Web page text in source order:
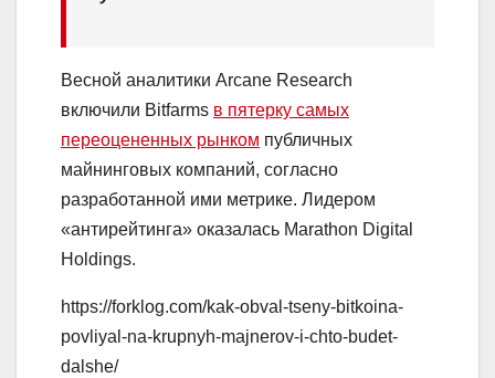
Весной аналитики Arcane Research
включили Bitfarms в пятерку самых
переоцененных рынком публичных
майнинговых компаний, согласно
разработанной ими метрике. Лидером
«антирейтинга» оказалась Marathon Digital
Holdings.
https://forklog.com/kak-obval-tseny-bitkoina-
povliyal-na-krupnyh-majnerov-i-chto-budet-
dalshe/